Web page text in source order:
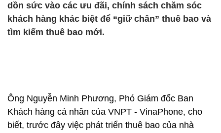
dồn sức vào các ưu đãi, chính sách chăm sóc
khách hàng khác biệt để “giữ chân” thuê bao và
tìm kiếm thuê bao mới.
Ông Nguyễn Minh Phương, Phó Giám đốc Ban
Khách hàng cá nhân của VNPT - VinaPhone, cho
biết, trước đây việc phát triển thuê bao của nhà